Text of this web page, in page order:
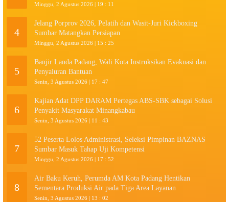
Minggu, 2 Agustus 2026 | 19 : 11
4
Jelang Porprov 2026, Pelatih dan Wasit-Juri Kickboxing
Sumbar Matangkan Persiapan
Minggu, 2 Agustus 2026 | 15 : 25
5
Banjir Landa Padang, Wali Kota Instruksikan Evakuasi dan
Penyaluran Bantuan
Senin, 3 Agustus 2026 | 17 : 47
6
Kajian Adat DPP DARAM Pertegas ABS-SBK sebagai Solusi
Penyakit Masyarakat Minangkabau
Senin, 3 Agustus 2026 | 11 : 43
7
52 Peserta Lolos Administrasi, Seleksi Pimpinan BAZNAS
Sumbar Masuk Tahap Uji Kompetensi
Minggu, 2 Agustus 2026 | 17 : 52
8
Air Baku Keruh, Perumda AM Kota Padang Hentikan
Sementara Produksi Air pada Tiga Area Layanan
Senin, 3 Agustus 2026 | 13 : 02